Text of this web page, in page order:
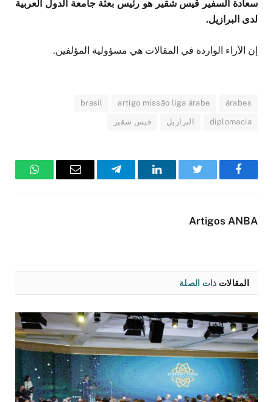
سعادة السفير قيس شقير هو رئيس بعثة جامعة الدول العربية
لدى البرازيل.
إن الآراء الواردة في المقالات هي مسؤولية المؤلفين.
árabes
artigo missão liga árabe
brasil
diplomacia البرازيل قيس شقير
فيسبوك تويتر لينكدإن تيلقرام
البريد
واتساب
Artigos ANBA
المقالات ذات الصلة